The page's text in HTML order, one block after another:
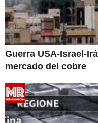
Guerra USA-Israel-
mercado del cobre